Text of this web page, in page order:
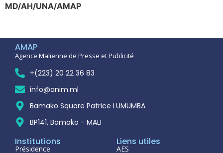
MD/AH/UNA/AMAP
AMAP
Agence Malienne de Presse et Publicité
+(223) 20 22 36 83
info@anim.ml
Bamako Square Patrice LUMUMBA
BP141, Bamako - MALI
Institutions
Présidence
Liens utiles
AES